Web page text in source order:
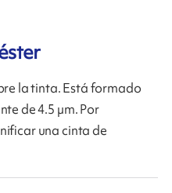
la tinta. Está formado
de 4.5 µm. Por
una cinta de